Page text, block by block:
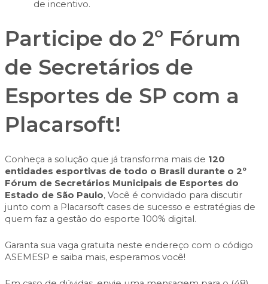
de incentivo.
Participe do 2º Fórum
de Secretários de
Esportes de SP com a
Placarsoft!
Conheça a solução que já transforma mais de 120
entidades esportivas de todo o Brasil durante o 2º
Fórum de Secretários Municipais de Esportes do
Estado de São Paulo, Você é convidado para discutir
junto com a Placarsoft cases de sucesso e estratégias de
quem faz a gestão do esporte 100% digital.
Garanta sua vaga gratuita neste endereço com o código
ASEMESP e saiba mais, esperamos você!